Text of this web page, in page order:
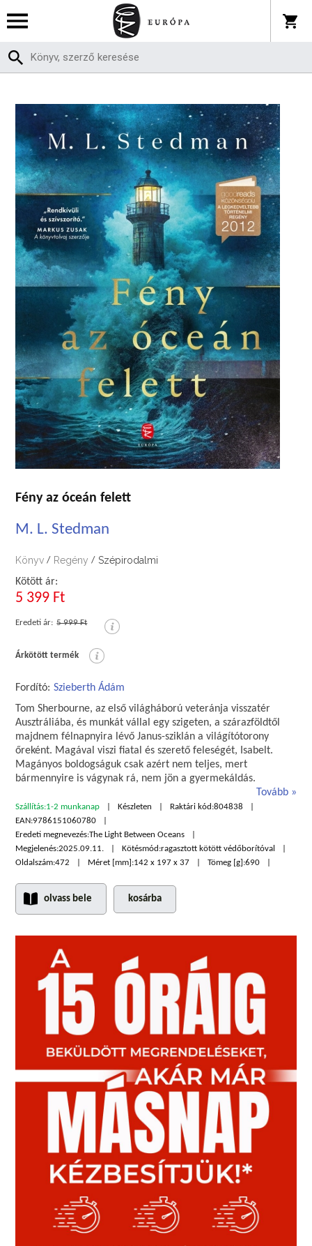
Fény az óceán felett
M. L. Stedman
Könyv / Regény / Szépirodalmi
Kötött ár:
5 399 Ft
Eredeti ár: 5 999 Ft
Árkötött termék
Fordító: Szieberth Ádám
Tom Sherbourne, az első világháború veteránja visszatér
Ausztráliába, és munkát vállal egy szigeten, a szárazföldtől
majdnem félnapnyira lévő Janus-sziklán a világítótorony
őreként. Magával viszi fiatal és szerető feleségét, Isabelt.
Magányos boldogságuk csak azért nem teljes, mert
bármennyire is vágynak rá, nem jön a gyermekáldás.
Tovább
Szállítás:1-2 munkanap Készleten Raktári kód:804838
EAN:9786151060780
Eredeti megnevezés:The Light Between Oceans
Megjelenés:2025.09.11. Kötésmód:ragasztott kötött védőborítóval
Oldalszám:472 Méret [mm]:142 x 197 x 37 Tömeg [g]:690
olvass bele kosárba